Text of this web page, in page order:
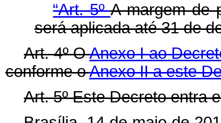
“Art. 5ºA margem de
será aplicada até 31 de
Art. 4º OAnexo I ao
conforme oAnexo II a este
Art. 5º Este Decreto entra